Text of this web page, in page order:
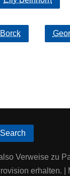
Search
Verweise zu
erhalten.